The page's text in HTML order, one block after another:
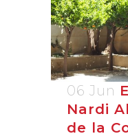
06 Jun
Nardi
de la